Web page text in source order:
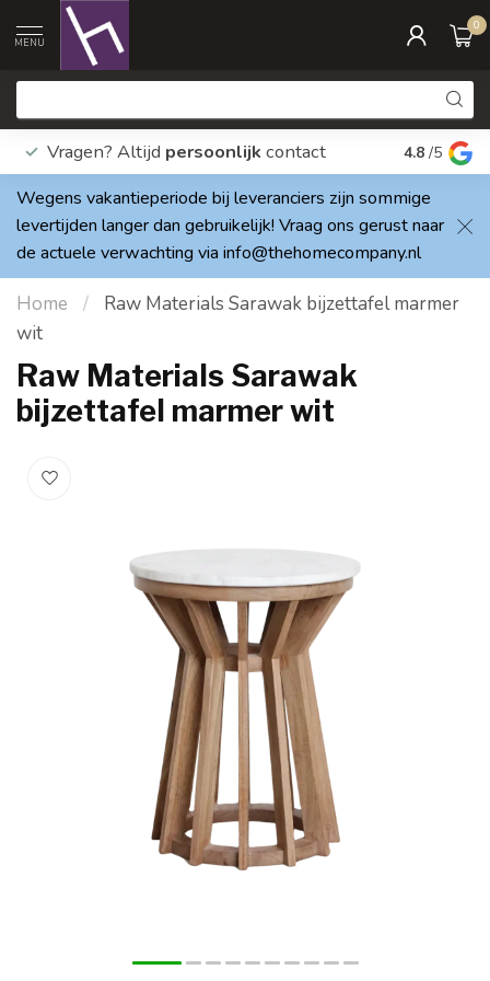
MENU
0
Vragen? Altijd persoonlijk contact Elke dag
4.8 /5
Wegens vakantieperiode bij leveranciers zijn sommige
levertijden langer dan gebruikelijk! Vraag ons gerust naar
de actuele verwachting via info@thehomecompany.nl
Home /
Raw Materials Sarawak bijzettafel marmer
wit
Raw Materials Sarawak
bijzettafel marmer wit